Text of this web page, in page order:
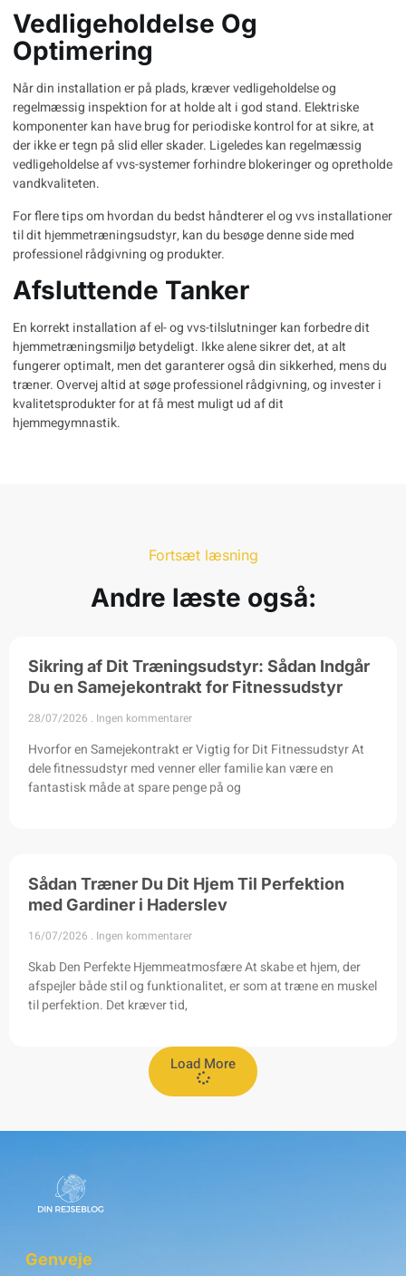
Vedligeholdelse Og
Optimering
Når din installation er på plads, kræver vedligeholdelse og
regelmæssig inspektion for at holde alt i god stand. Elektriske
komponenter kan have brug for periodiske kontrol for at sikre, at
der ikke er tegn på slid eller skader. Ligeledes kan regelmæssig
vedligeholdelse af vvs-systemer forhindre blokeringer og opretholde
vandkvaliteten.
For flere tips om hvordan du bedst håndtererel og vvsinstallationer
til dit hjemmetræningsudstyr, kan du besøge denne side med
professionel rådgivning og produkter.
Afsluttende Tanker
En korrekt installation af el- og vvs-tilslutninger kan forbedre dit
hjemmetræningsmiljø betydeligt. Ikke alene sikrer det, at alt
fungerer optimalt, men det garanterer også din sikkerhed, mens du
træner. Overvej altid at søge professionel rådgivning, og invester i
kvalitetsprodukter for at få mest muligt ud af dit
hjemmegymnastik.
Fortsæt læsning
Andre læste også:
Sikring af Dit Træningsudstyr: Sådan Indgår
Du en Samejekontrakt for Fitnessudstyr
28/07/2026 Ingen kommentarer
Hvorfor en Samejekontrakt er Vigtig for Dit Fitnessudstyr At
dele fitnessudstyr med venner eller familie kan være en
fantastisk måde at spare penge på og
Sådan Træner Du Dit Hjem Til Perfektion
med Gardiner i Haderslev
16/07/2026 Ingen kommentarer
Skab Den Perfekte Hjemmeatmosfære At skabe et hjem, der
afspejler både stil og funktionalitet, er som at træne en muskel
til perfektion. Det kræver tid,
Load More
Genveje